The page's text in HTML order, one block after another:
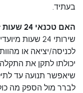
בעתיד.
האם טכנאי 24 שעות זמין לכל סוגי התקלות?
שירותי 24
לכניסה/יציאה או
יכולתו לתקן את
שיאפשר תנועה עד
לברר מול הספק מה